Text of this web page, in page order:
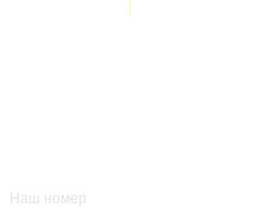
Наш номер